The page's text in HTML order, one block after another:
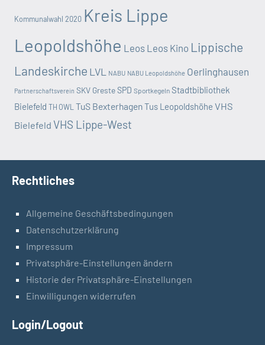
Kommunalwahl 2020 Kreis Lippe
Leopoldshöhe Leos Leos Kino Lippische
Landeskirche LVL NABU NABU Leopoldshöhe Oerlinghausen
Partnerschaftsverein SKV GresteSPD Sportkegeln Stadtbibliothek
Bielefeld TH OWL TuS BexterhagenTus Leopoldshöhe VHS
Bielefeld VHS Lippe-West
Rechtliches
Allgemeine Geschäftsbedingungen
Datenschutzerklärung
Impressum
Privatsphäre-Einstellungen ändern
Historie der Privatsphäre-Einstellungen
Einwilligungen widerrufen
Login/Logout